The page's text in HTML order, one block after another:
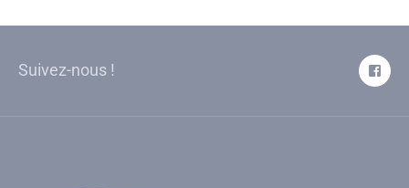
Suivez-nous !